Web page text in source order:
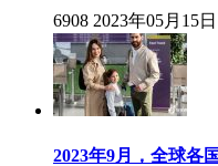
6908 2023年05月15日
2023年9月，全球各